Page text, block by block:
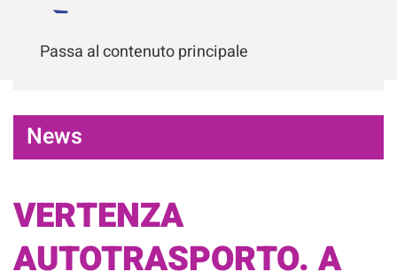
Passa al contenuto principale
News
VERTENZA
AUTOTRASPORTO. A